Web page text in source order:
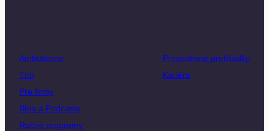
Ambulancie
Tím
Pre firmy
Blog a Podcasty
Ročné programy
Preventívne prehliadky
Kariéra